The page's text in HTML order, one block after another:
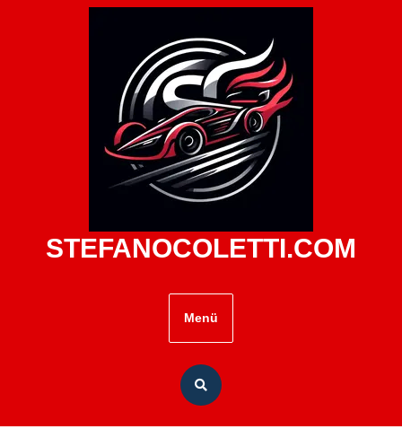
STEFANOCOLETTI.COM
Menü